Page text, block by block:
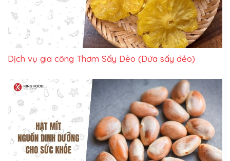
Dịch vụ gia công Thơm Sấy Dẻo (Dứa sấy dẻo)